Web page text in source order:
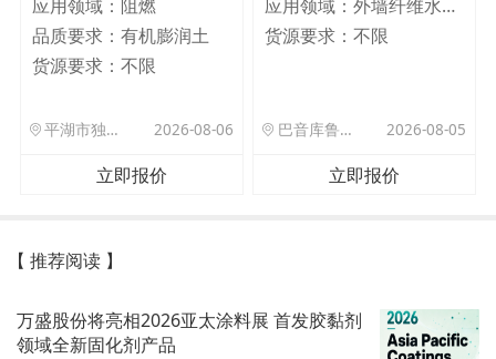
应用领域： 阻燃
品质要求： 有机膨润土
货源要求： 不限
平湖市独山港镇集港路 589 号 2026-08-06
立即报价
应用领域：
外墙纤维水泥板
货源要求：不限
巴音库鲁提镇,托帕口岸六号库房 2026-08-05
立即报价
【 推荐阅读 】
万盛股份将亮相2026亚太涂料展 首发胶黏剂
领域全新固化剂产品